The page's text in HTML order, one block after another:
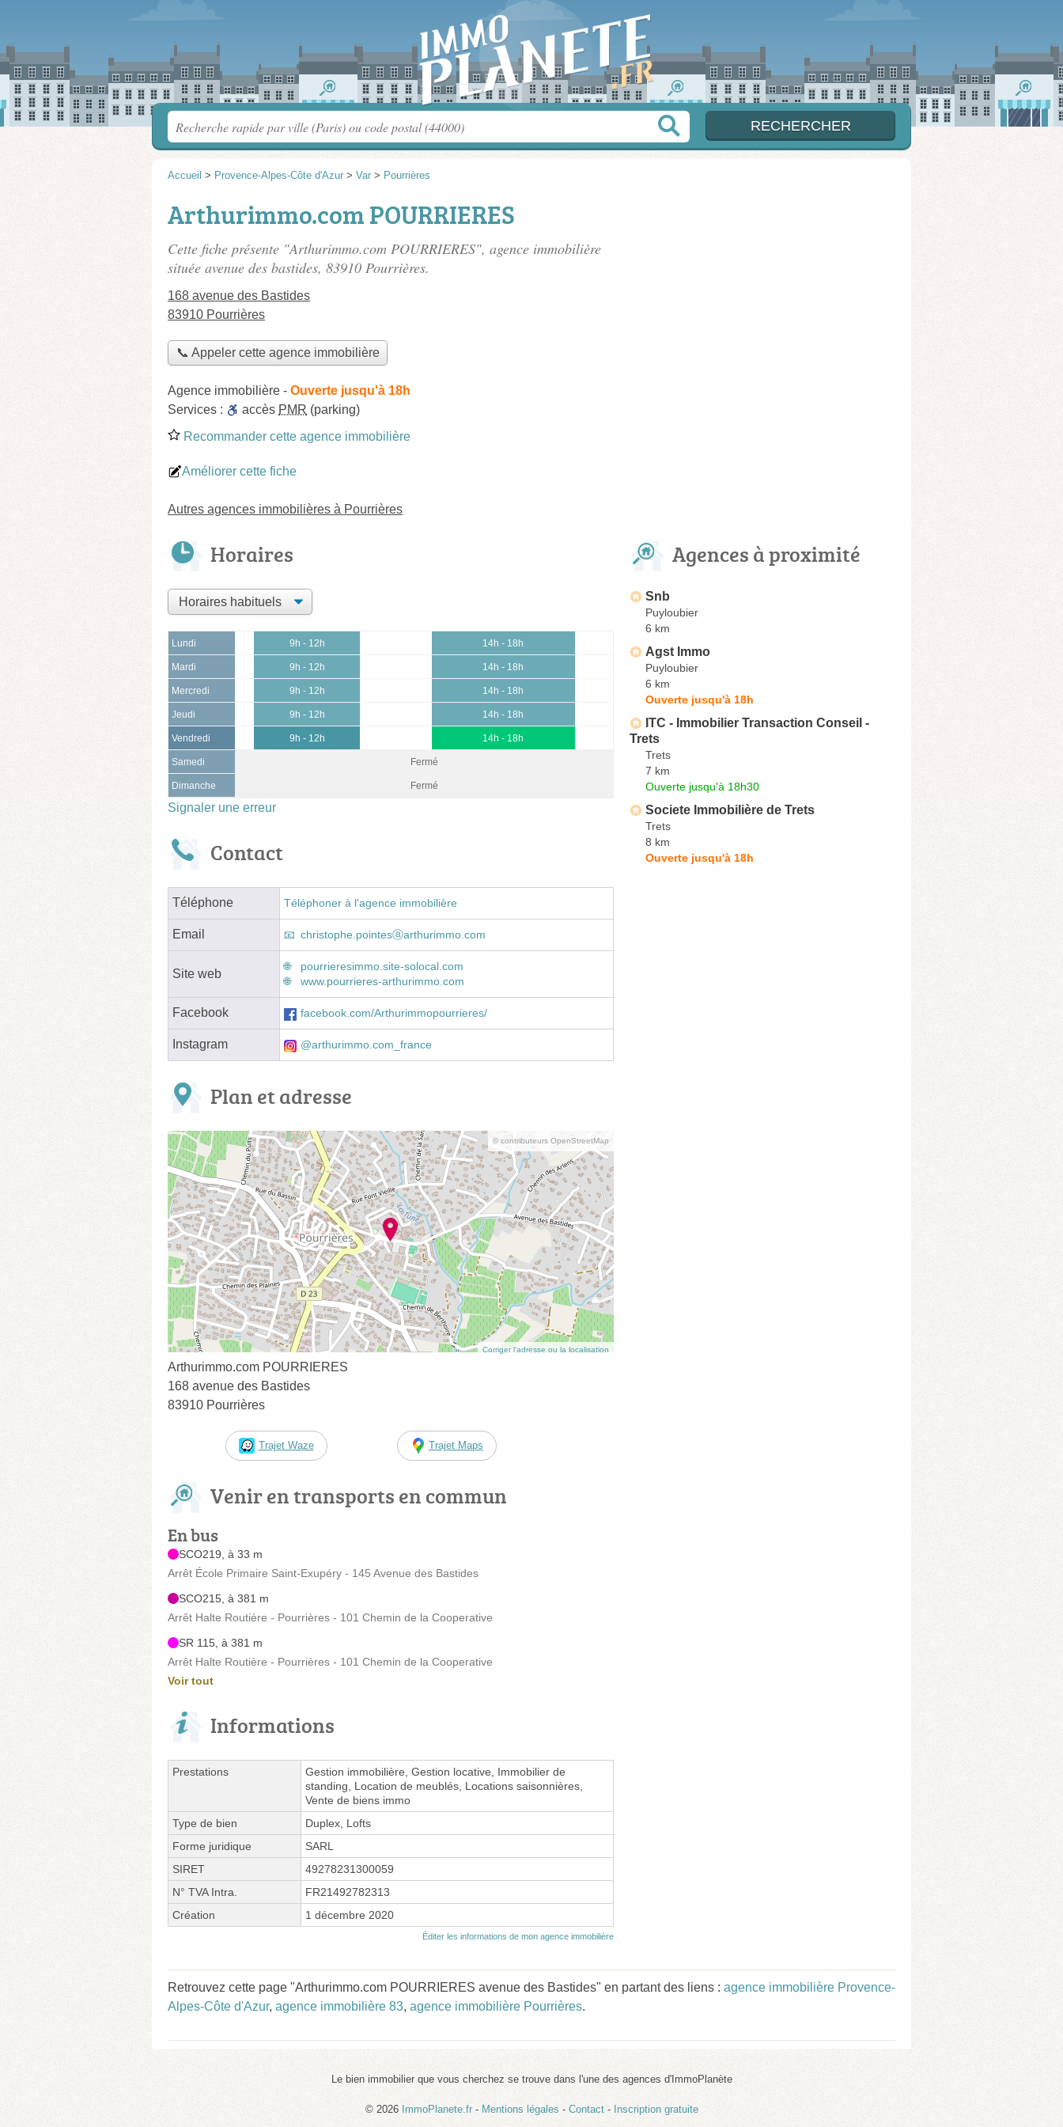
Accueil > Provence-Alpes-Côte d'Azur > Var > Pourrières
Arthurimmo.com POURRIERES
Cette fiche présente "Arthurimmo.com POURRIERES", agence immobilière
située avenue des bastides, 83910 Pourrières.
168 avenue des Bastides
83910 Pourrières
📞 Appeler cette agence immobilière
Agence immobilière - Ouverte jusqu'à 18h
Services :
accès PMR (parking)
Recommander cette agence immobilière
Améliorer cette fiche
Autres agences immobilières à Pourrières
Horaires
Lundi 9h - 12h 14h - 18h
Mardi 9h - 12h 14h - 18h
Mercredi 9h - 12h 14h - 18h
Jeudi 9h - 12h 14h - 18h
Vendredi 9h - 12h 14h - 18h
Samedi Fermé
Dimanche Fermé
Signaler une erreur
Contact
Téléphone Téléphoner à l'agence immobilière
Email christophe.pointesⓐarthurimmo.com
Site web
pourrieresimmo.site-solocal.com
www.pourrieres-arthurimmo.com
Facebook facebook.com/Arthurimmopourrieres/
Instagram @arthurimmo.com_france
Plan et adresse
© contributeurs OpenStreetMap
Corriger l’adresse ou la localisation
Arthurimmo.com POURRIERES
168 avenue des Bastides
83910 Pourrières
Trajet Waze Trajet Maps
Venir en transports en commun
En bus
SCO219, à 33 m
Arrêt École Primaire Saint-Exupéry - 145 Avenue des Bastides
SCO215, à 381 m
Arrêt Halte Routière - Pourrières - 101 Chemin de la Cooperative
SR 115, à 381 m
Arrêt Halte Routière - Pourrières - 101 Chemin de la Cooperative
Voir tout
Informations
Prestations
Gestion immobilière, Gestion locative, Immobilier de
standing, Location de meublés, Locations saisonnières,
Vente de biens immo
Type de bien
Duplex, Lofts
Forme juridique
SARL
SIRET
49278231300059
N° TVA Intra.
FR21492782313
Création
1 décembre 2020
Éditer les informations de mon agence immobilière
Agences à proximité
Snb
Puyloubier
6 km
Agst Immo
Puyloubier
6 km
Ouverte jusqu'à 18h
ITC - Immobilier Transaction Conseil -
Trets
Trets
7 km
Ouverte jusqu'à 18h30
Societe Immobilière de Trets
Trets
8 km
Ouverte jusqu'à 18h
Retrouvez cette page "Arthurimmo.com POURRIERES avenue des Bastides" en partant des liens : agence immobilière Provence-
Alpes-Côte d'Azur, agence immobilière 83, agence immobilière Pourrières.
Le bien immobilier que vous cherchez se trouve dans l'une des agences d'ImmoPlanète
© 2026 ImmoPlanete.fr - Mentions légales - Contact- Inscription gratuite